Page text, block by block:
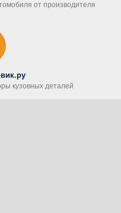
от производителя
кузовных деталей